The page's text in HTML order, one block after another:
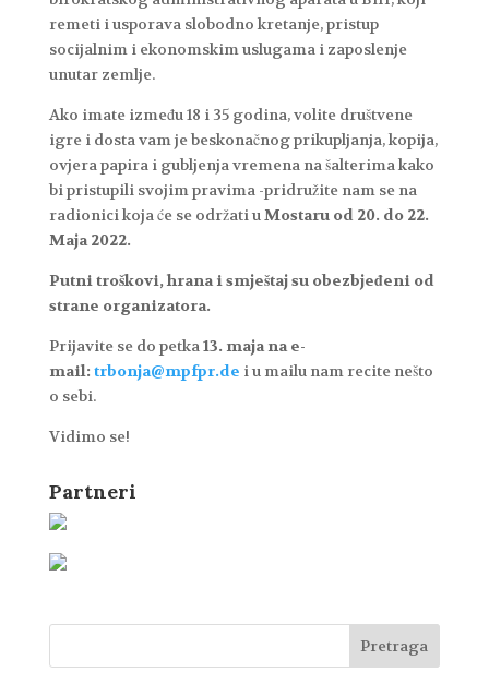
remeti i usporava slobodno kretanje, pristup
socijalnim i ekonomskim uslugama i zaposlenje
unutar zemlje.
Ako imate između 18 i 35 godina, volite društvene
igre i dosta vam je beskonačnog prikupljanja, kopija,
ovjera papira i gubljenja vremena na šalterima kako
bi pristupili svojim pravima -pridružite nam se na
radionici koja će se održati uMostaru od 20. do 22.
Maja 2022.
Putni troškovi, hrana i smještaj su obezbjeđeni od
strane organizatora.
Prijavite se do petka13. maja na e-
mail: trbonja@mpfpr.de i u mailu nam recite nešto
o sebi.
Vidimo se!
Partneri